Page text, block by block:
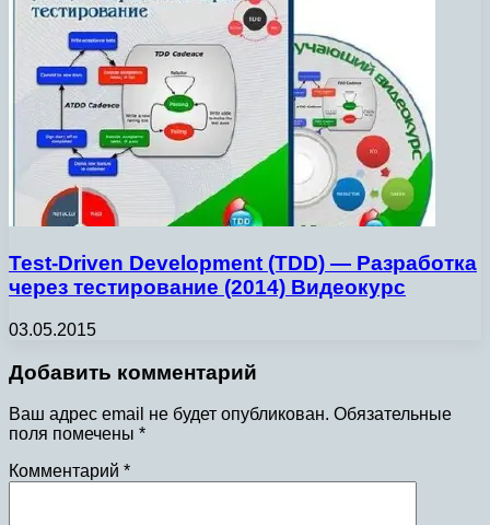
Test-Driven Development (TDD) — Разработка
через тестирование (2014) Видеокурс
03.05.2015
Добавить комментарий
Ваш адрес email не будет опубликован. Обязательные
поля помечены *
Комментарий *